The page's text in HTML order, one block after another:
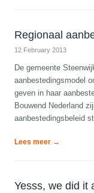
Regionaal
12 February 2013
De gemeente
aanbestedingsmodel
geven in haar
Bouwend Nederland
aanbestedingsbeleid
Lees meer →
Yesss, we did it